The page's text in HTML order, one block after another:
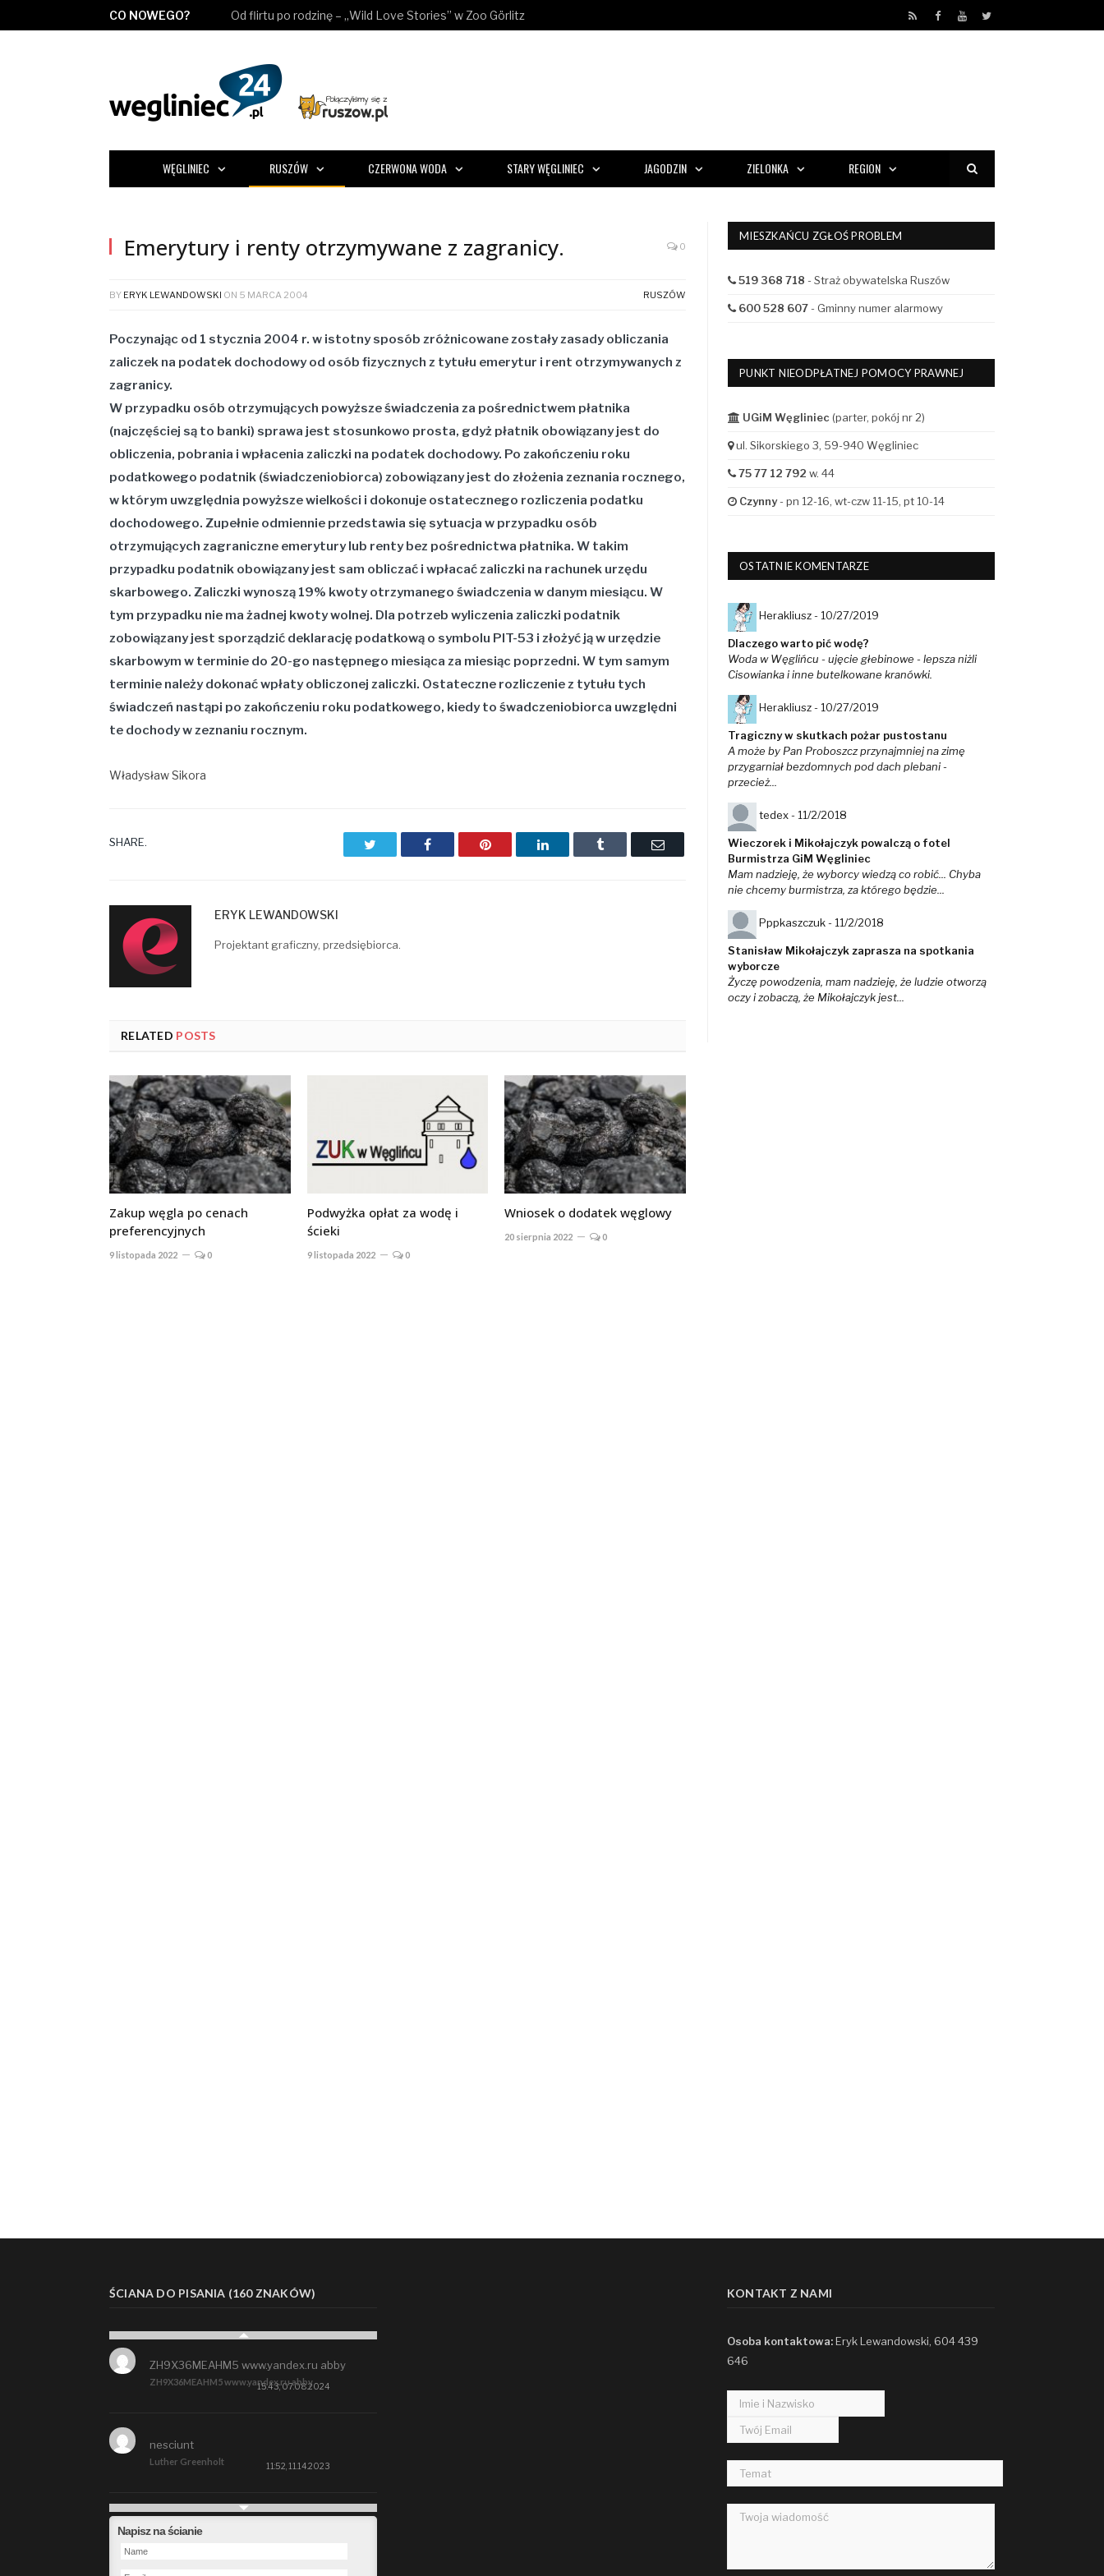
CO NOWEGO? Od flirtu po rodzinę – „Wild Love Stories” w Zoo Görlitz RSS Facebook
YouTube
Twitter
WĘGLINIEC RUSZÓW CZERWONA WODA STARY WĘGLINIEC JAGODZIN ZIELONKA REGION
Emerytury i renty otrzymywane z zagranicy. 0
BY ERYK LEWANDOWSKI ON 5 MARCA 2004 RUSZÓW
Poczynając od 1 stycznia 2004 r. w istotny sposób zróżnicowane zostały zasady obliczania
zaliczek na podatek dochodowy od osób fizycznych z tytułu emerytur i rent otrzymywanych z
zagranicy.
W przypadku osób otrzymujących powyższe świadczenia za pośrednictwem płatnika
(najczęściej są to banki) sprawa jest stosunkowo prosta, gdyż płatnik obowiązany jest do
obliczenia, pobrania i wpłacenia zaliczki na podatek dochodowy. Po zakończeniu roku
podatkowego podatnik (świadczeniobiorca) zobowiązany jest do złożenia zeznania rocznego,
w którym uwzględnia powyższe wielkości i dokonuje ostatecznego rozliczenia podatku
dochodowego. Zupełnie odmiennie przedstawia się sytuacja w przypadku osób
otrzymujących zagraniczne emerytury lub renty bez pośrednictwa płatnika. W takim
przypadku podatnik obowiązany jest sam obliczać i wpłacać zaliczki na rachunek urzędu
skarbowego. Zaliczki wynoszą 19% kwoty otrzymanego świadczenia w danym miesiącu. W
tym przypadku nie ma żadnej kwoty wolnej. Dla potrzeb wyliczenia zaliczki podatnik
zobowiązany jest sporządzić deklarację podatkową o symbolu PIT-53 i złożyć ją w urzędzie
skarbowym w terminie do 20-go następnego miesiąca za miesiąc poprzedni. W tym samym
terminie należy dokonać wpłaty obliczonej zaliczki. Ostateczne rozliczenie z tytułu tych
świadczeń nastąpi po zakończeniu roku podatkowego, kiedy to śwadczeniobiorca uwzględni
te dochody w zeznaniu rocznym.
Władysław Sikora
SHARE. TwitterFacebookPinterestLinkedInTumblr Email
ERYK LEWANDOWSKI
Projektant graficzny, przedsiębiorca.
RELATED POSTS
Zakup węgla po cenach
preferencyjnych
9 listopada 2022 0
Podwyżka opłat za wodę i
ścieki
9 listopada 2022 0
Wniosek o dodatek węglowy
20 sierpnia 2022 0
MIESZKAŃCU ZGŁOŚ PROBLEM
519 368 718 - Straż obywatelska Ruszów
600 528 607- Gminny numer alarmowy
PUNKT NIEODPŁATNEJ POMOCY PRAWNEJ
UGiM Węgliniec (parter, pokój nr 2)
ul. Sikorskiego 3, 59-940 Węgliniec
75 77 12 792 w. 44
Czynny- pn 12-16, wt-czw 11-15, pt 10-14
OSTATNIE KOMENTARZE
Herakliusz - 10/27/2019
Dlaczego warto pić wodę?
Woda w Węglińcu - ujęcie głebinowe - lepsza niżli
Cisowianka i inne butelkowane kranówki.
Herakliusz - 10/27/2019
Tragiczny w skutkach pożar pustostanu
A może by Pan Proboszcz przynajmniej na zimę
przygarniał bezdomnych pod dach plebani -
przecież...
tedex - 11/2/2018
Wieczorek i Mikołajczyk powalczą o fotel
Burmistrza GiM Węgliniec
Mam nadzieję, że wyborcy wiedzą co robić... Chyba
nie chcemy burmistrza, za którego będzie...
Pppkaszczuk - 11/2/2018
Stanisław Mikołajczyk zaprasza na spotkania
wyborcze
Życzę powodzenia, mam nadzieję, że ludzie otworzą
oczy i zobaczą, że Mikołajczyk jest...
ŚCIANA DO PISANIA (160 ZNAKÓW)
ZH9X36MEAHM5 www.yandex.ru abby
ZH9X36MEAHM5 www.yandex.ru abby
15:43, 07.08.2024
Luther Greenholt
nesciunt
11:52, 11.14.2023
Future
Napisz na ścianie
KONTAKT Z NAMI
Osoba kontaktowa:Eryk Lewandowski, 604 439
646